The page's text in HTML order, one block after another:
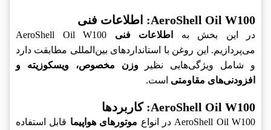
AeroShell Oil W100: اطلاعات فنی
در این بخش به اطلاعات فنی
AeroShell Oil W100
می‌پردازیم. این روغن با استانداردهای بین‌المللی مطابقت دارد
و شامل ویژگی‌هایی نظیروزن مخصوص، ویسکوزیته و
افزودنی‌های مقاومتی است.
AeroShell Oil W100: کاربردها
AeroShell Oil W100 در انواع موتورهای هواپیما قابل استفاده